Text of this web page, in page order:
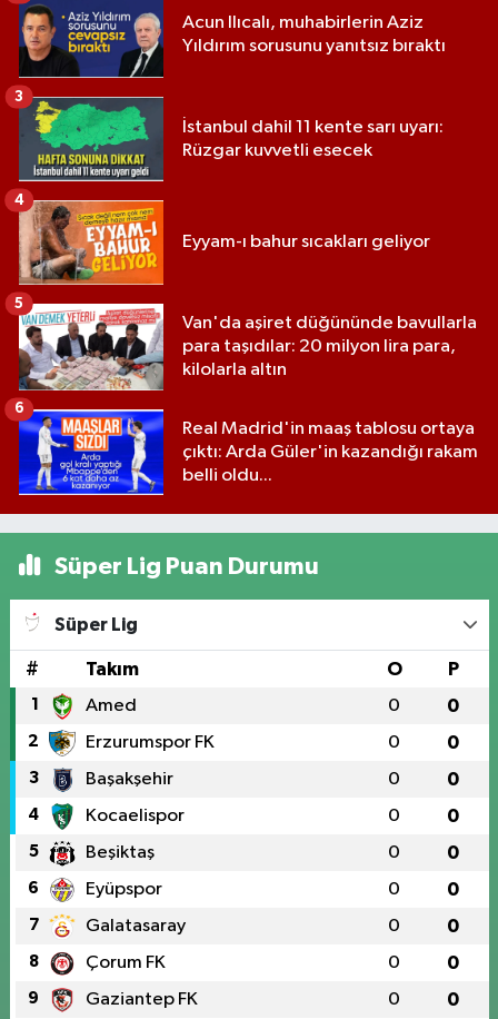
Acun Ilıcalı, muhabirlerin Aziz
Yıldırım sorusunu yanıtsız bıraktı
İstanbul dahil 11 kente sarı uyarı:
Rüzgar kuvvetli esecek
3
Eyyam-ı bahur sıcakları geliyor
4
Van'da aşiret düğününde bavullarla
para taşıdılar: 20 milyon lira para,
kilolarla altın
5
Real Madrid'in maaş tablosu ortaya
çıktı: Arda Güler'in kazandığı rakam
belli oldu...
6
Süper Lig Puan Durumu
Süper Lig
# Takım O P
1 Amed 0 0
2 Erzurumspor FK 0 0
3 Başakşehir 0 0
4 Kocaelispor 0 0
5 Beşiktaş 0 0
6 Eyüpspor 0 0
7 Galatasaray 0 0
8 Çorum FK 0 0
9 Gaziantep FK 0 0